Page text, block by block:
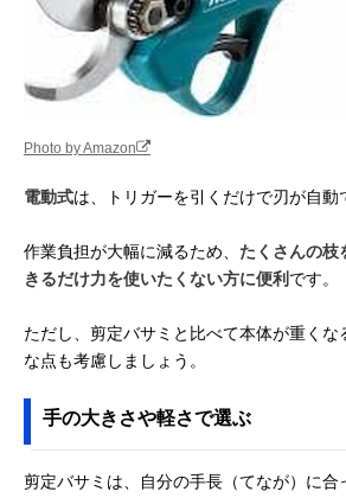
Photo by Amazon
電動式は、トリガーを引くだけで刃が自動
作業負担が大幅に減るため、 たくさんの枝
きるだけ力を使いたくない方に便利 です。
ただし、剪定バサミと比べて本体が重く
な点も考慮しましょう。
手の大きさや軽さで選ぶ
剪定バサミは、自分の手長（てなが）に合